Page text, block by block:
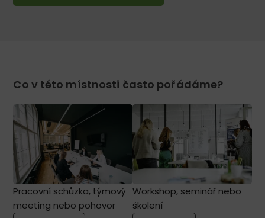
Co v této místnosti často pořádáme?
Pracovní schůzka, týmový
meeting nebo pohovor
Workshop, seminář nebo
školení